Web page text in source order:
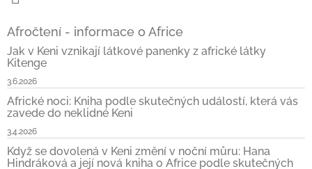
Afročtení - informace o Africe
Jak v Keni vznikají látkové panenky z africké látky
Kitenge
3.6.2026
Africké noci: Kniha podle skutečných událostí, která vás
zavede do neklidné Keni
3.4.2026
Když se dovolená v Keni změní v noční můru: Hana
Hindráková a její nová kniha o Africe podle skutečných